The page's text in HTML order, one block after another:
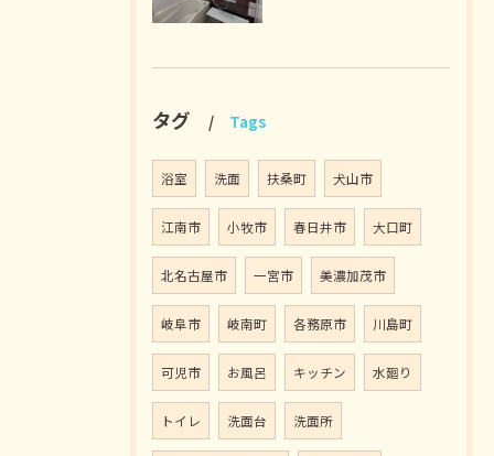
タグ Tags
浴室 洗面 扶桑町 犬山市
江南市 小牧市 春日井市 大口町
北名古屋市 一宮市 美濃加茂市
岐阜市 岐南町 各務原市 川島町
可児市 お風呂 キッチン 水廻り
トイレ 洗面台 洗面所